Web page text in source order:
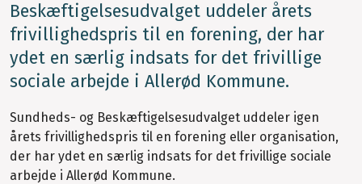
Beskæftigelsesudvalget uddeler årets
frivillighedspris til en forening, der har
ydet en særlig indsats for det frivillige
sociale arbejde i Allerød Kommune.
Sundheds- og Beskæftigelsesudvalget uddeler igen
årets frivillighedspris til en forening eller organisation,
der har ydet en særlig indsats for det frivillige sociale
arbejde i Allerød Kommune.